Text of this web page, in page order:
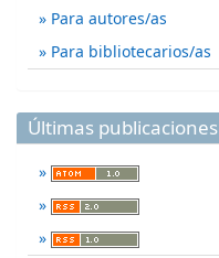
Para autores/as
Para bibliotecarios/as
Últimas publicaciones